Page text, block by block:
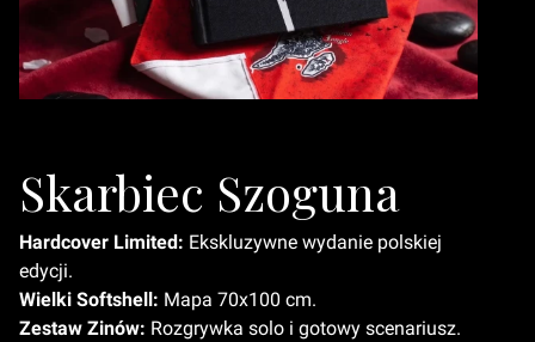
Skarbiec Szoguna
Hardcover Limited: Ekskluzywne wydanie polskiej
edycji.
Wielki Softshell: Mapa 70x100 cm.
Zestaw Zinów: Rozgrywka solo i gotowy scenariusz.